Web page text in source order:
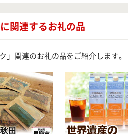
関連するお礼の品
関連のお礼の品をご紹介します。